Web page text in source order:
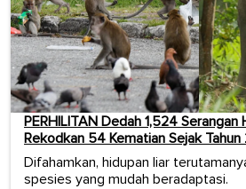
PERHILITAN Dedah 1,524 Serangan
Rekodkan 54 Kematian Sejak
Difahamkan, hidupan liar
spesies yang mudah beradaptasi.